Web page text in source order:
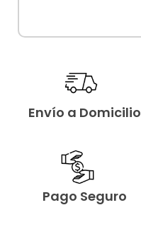
Envío a Domicilio
Pago Seguro